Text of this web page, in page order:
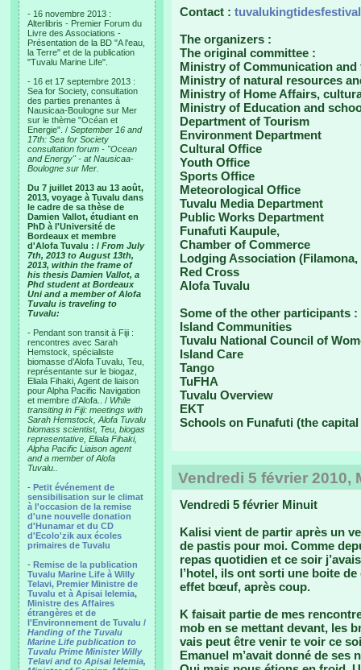
- 16 novembre 2013 :
Alterlibris - Premier Forum du
Livre des Associations -
Présentation de la BD "A l'eau,
la Terre" et de la publication
"Tuvalu Marine Life".
- 16 et 17 septembre 2013 :
Sea for Society, consultation
des parties prenantes à
Nausicaa-Boulogne sur Mer
sur le thème "Océan et
Energie". / September 16 and
17th: Sea for Society
consultation forum - "Ocean
and Energy" - at Nausicaa-
Boulogne sur Mer.
Du 7 juillet 2013 au 13 août,
2013, voyage à Tuvalu dans
le cadre de sa thèse de
Damien Vallot, étudiant en
PhD à l'Université de
Bordeaux et membre
d'Alofa Tuvalu : / From July
7th, 2013 to August 13th,
2013, within the frame of
his thesis Damien Vallot, a
Phd student at Bordeaux
Uni and a member of Alofa
Tuvalu is traveling to
Tuvalu:
- Pendant son transit à Fiji :
rencontres avec Sarah
Hemstock, spécialiste
biomasse d’Alofa Tuvalu, Teu,
représentante sur le biogaz,
Eliala Fihaki, Agent de liaison
pour Alpha Pacific Navigation
et membre d’Alofa.. / While
transiting in Fiji: meetings with
Sarah Hemstock, Alofa Tuvalu
biomass scientist, Teu, biogas
representative, Eliala Fihaki,
Alpha Pacific Liaison agent
and a member of Alofa
Tuvalu..
- Petit événement de
sensibilisation sur le climat
à l'occasion de la remise
d'une nouvelle donation
d'Hunamar et du CD
d'Ecolo'zik aux écoles
primaires de Tuvalu
- Remise de la publication
Tuvalu Marine Life à Willy
Telavi, Premier Ministre de
Tuvalu et à Apisai Ielemia,
Ministre des Affaires
étrangères et de
l'Environnement de Tuvalu /
Handing of the Tuvalu
Marine Life publication to
Tuvalu Prime Minister Willy
Telavi and to Apisai Ielemia,
Contact :
The organizers :
The original committee :
Ministry of Communication and
Ministry of natural resources
Ministry of Home Affairs,
Ministry of Education and
Department of Tourism
Environment Department
Cultural Office
Youth Office
Sports Office
Meteorological Office
Tuvalu Media Department
Public Works Department
Funafuti Kaupule,
Chamber of Commerce
Lodging Association (Filamona,
Red Cross
Alofa Tuvalu
Some of the other participants :
Island Communities
Tuvalu National Council of
Island Care
Tango
TuFHA
Tuvalu Overview
EKT
Schools on Funafuti (the capital
Vendredi 5 février 2010,
Vendredi 5 février Minuit
Kalisi vient de partir après un
de pastis pour moi. Comme
repas quotidien et ce soir
l’hotel, ils ont sorti une boite
effet bœuf, après coup.
K faisait partie de mes
mob en se mettant devant, les
vais peut être venir te voir ce
Emanuel m’avait donné de